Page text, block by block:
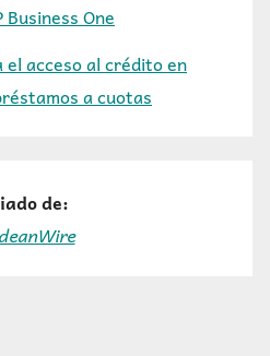
One
el acceso al crédito en
a cuotas
de: